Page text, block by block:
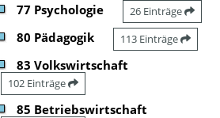
77 Psychologie 26 Einträge
80 Pädagogik 113 Einträge
83 Volkswirtschaft
102 Einträge
85 Betriebswirtschaft